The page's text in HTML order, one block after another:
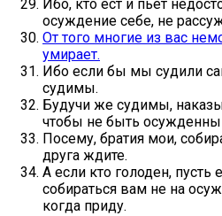
Ибо, кто ест и пьет
осуждение себе, не
От того многие из вас
умирает.
Ибо если бы мы судили
судимы.
Будучи же судимы,
чтобы не быть
Посему, братия мои,
друга ждите.
А если кто голоден, пусть
собираться вам не на
когда приду.